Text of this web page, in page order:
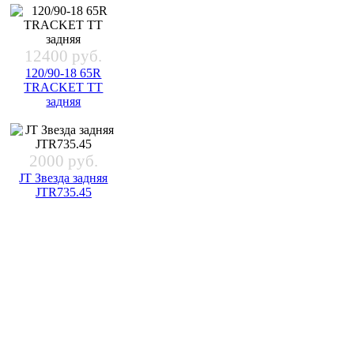
12400 руб.
120/90-18 65R
TRACKET TT
задняя
2000 руб.
JT Звезда задняя
JTR735.45